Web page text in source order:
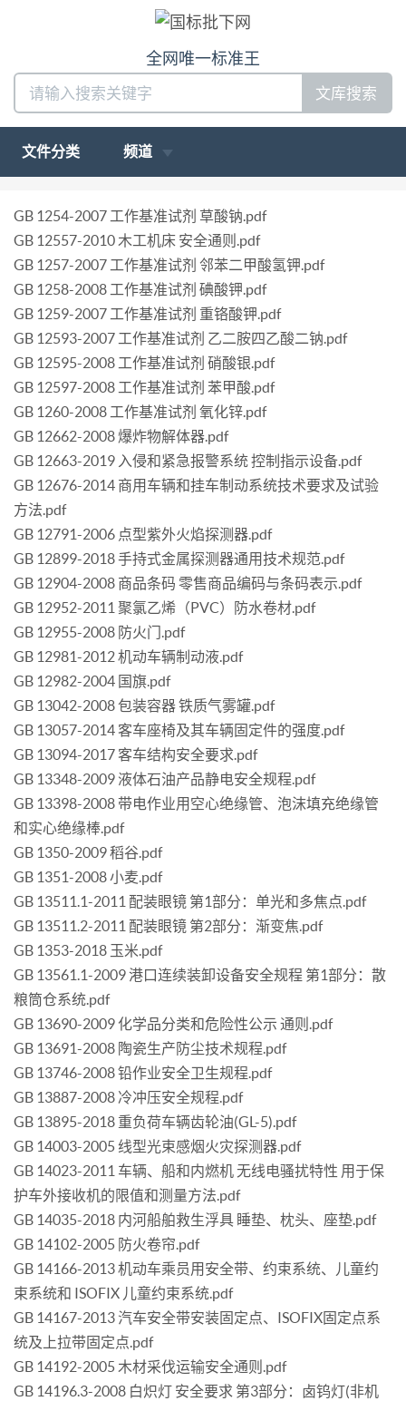
全网唯一标准王
文库搜索
文件分类 频道
GB 1254-2007 工作基准试剂 草酸钠.pdf
GB 12557-2010 木工机床 安全通则.pdf
GB 1257-2007 工作基准试剂 邻苯二甲酸氢钾.pdf
GB 1258-2008 工作基准试剂 碘酸钾.pdf
GB 1259-2007 工作基准试剂 重铬酸钾.pdf
GB 12593-2007 工作基准试剂 乙二胺四乙酸二钠.pdf
GB 12595-2008 工作基准试剂 硝酸银.pdf
GB 12597-2008 工作基准试剂 苯甲酸.pdf
GB 1260-2008 工作基准试剂 氧化锌.pdf
GB 12662-2008 爆炸物解体器.pdf
GB 12663-2019 入侵和紧急报警系统 控制指示设备.pdf
GB 12676-2014 商用车辆和挂车制动系统技术要求及试验
方法.pdf
GB 12791-2006 点型紫外火焰探测器.pdf
GB 12899-2018 手持式金属探测器通用技术规范.pdf
GB 12904-2008 商品条码 零售商品编码与条码表示.pdf
GB 12952-2011 聚氯乙烯（PVC）防水卷材.pdf
GB 12955-2008 防火门.pdf
GB 12981-2012 机动车辆制动液.pdf
GB 12982-2004 国旗.pdf
GB 13042-2008 包装容器 铁质气雾罐.pdf
GB 13057-2014 客车座椅及其车辆固定件的强度.pdf
GB 13094-2017 客车结构安全要求.pdf
GB 13348-2009 液体石油产品静电安全规程.pdf
GB 13398-2008 带电作业用空心绝缘管、泡沫填充绝缘管
和实心绝缘棒.pdf
GB 1350-2009 稻谷.pdf
GB 1351-2008 小麦.pdf
GB 13511.1-2011 配装眼镜 第1部分：单光和多焦点.pdf
GB 13511.2-2011 配装眼镜 第2部分：渐变焦.pdf
GB 1353-2018 玉米.pdf
GB 13561.1-2009 港口连续装卸设备安全规程 第1部分：散
粮筒仓系统.pdf
GB 13690-2009 化学品分类和危险性公示 通则.pdf
GB 13691-2008 陶瓷生产防尘技术规程.pdf
GB 13746-2008 铅作业安全卫生规程.pdf
GB 13887-2008 冷冲压安全规程.pdf
GB 13895-2018 重负荷车辆齿轮油(GL-5).pdf
GB 14003-2005 线型光束感烟火灾探测器.pdf
GB 14023-2011 车辆、船和内燃机 无线电骚扰特性 用于保
护车外接收机的限值和测量方法.pdf
GB 14035-2018 内河船舶救生浮具 睡垫、枕头、座垫.pdf
GB 14102-2005 防火卷帘.pdf
GB 14166-2013 机动车乘员用安全带、约束系统、儿童约
束系统和 ISOFIX 儿童约束系统.pdf
GB 14167-2013 汽车安全带安装固定点、ISOFIX固定点系
统及上拉带固定点.pdf
GB 14192-2005 木材采伐运输安全通则.pdf
GB 14196.3-2008 白炽灯 安全要求 第3部分：卤钨灯(非机